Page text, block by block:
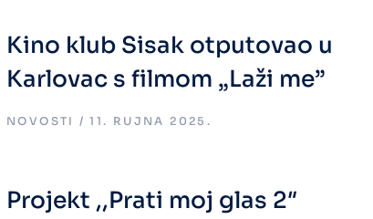
Kino klub Sisak otputovao u
Karlovac s filmom „Laži me”
NOVOSTI 11. RUJNA 2025.
Projekt ,,Prati moj glas 2″